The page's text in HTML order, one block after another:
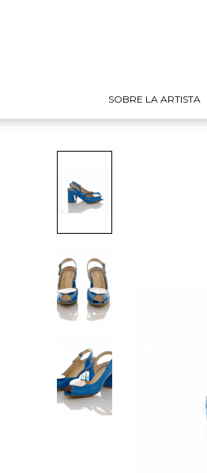
SOBRE LA ARTISTA